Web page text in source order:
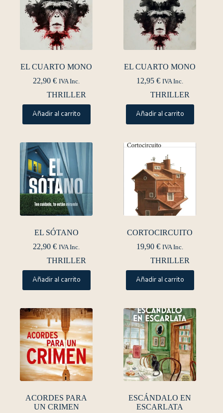
EL CUARTO MONO
22,90€ IVA Inc.
THRILLER
Añadir al carrito
EL CUARTO MONO
12,95€ IVA Inc.
THRILLER
Añadir al carrito
EL SÓTANO
22,90€ IVA Inc.
THRILLER
Añadir al carrito
CORTOCIRCUITO
19,90€ IVA Inc.
THRILLER
Añadir al carrito
ACORDES PARA
UN CRIMEN
ESCÁNDALO EN
ESCARLATA